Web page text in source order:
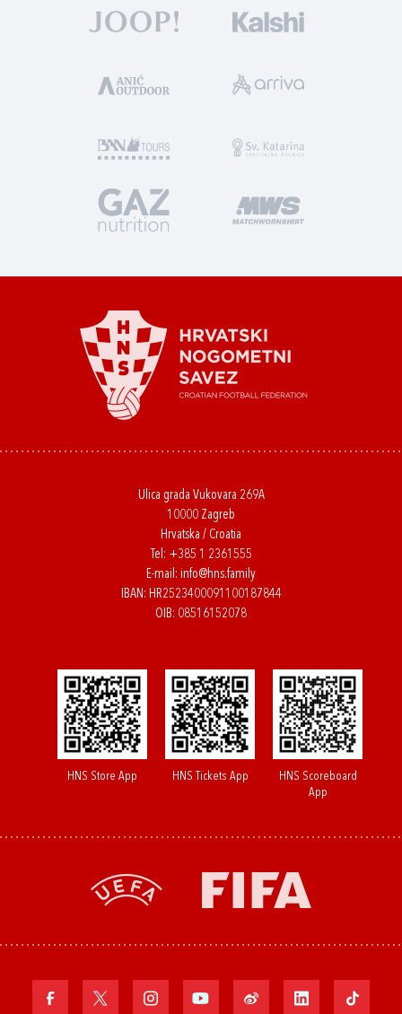
Ulica grada Vukovara 269A
10000 Zagreb
Hrvatska / Croatia
Tel: +385 1 2361555
E-mail: info@hns.family
IBAN: HR2523400091100187844
OIB: 08516152078
HNS Store App HNS Tickets App
HNS Scoreboard
App